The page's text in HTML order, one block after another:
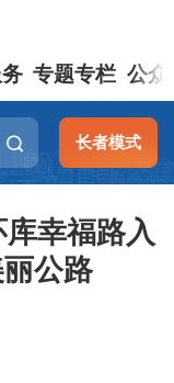
专题专栏 公众
长者模式
幸福路入
公路